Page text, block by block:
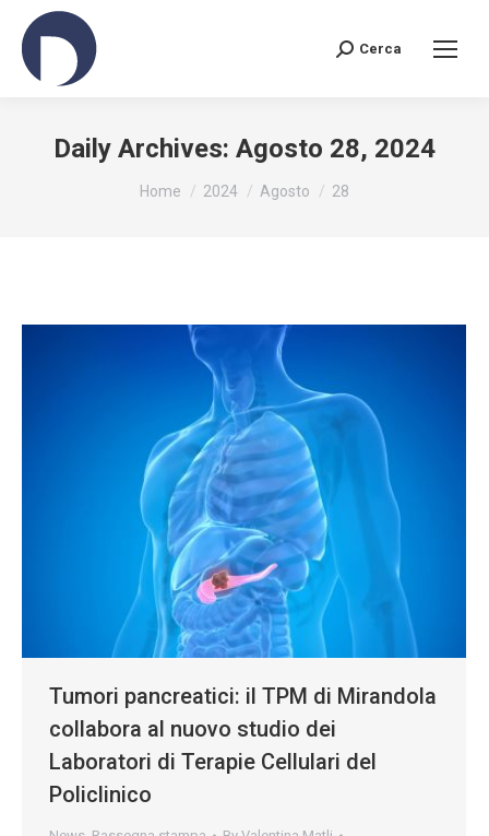
Search:
Cerca
Daily Archives: Agosto 28, 2024
You are here:
Home 2024 Agosto 28
Tumori pancreatici: il TPM di Mirandola
collabora al nuovo studio dei
Laboratori di Terapie Cellulari del
Policlinico